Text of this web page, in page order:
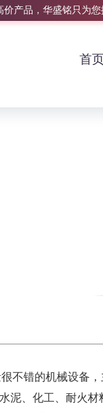
价产品，华盛铭只为
首页
不错的机械设备
泥、化工、耐火